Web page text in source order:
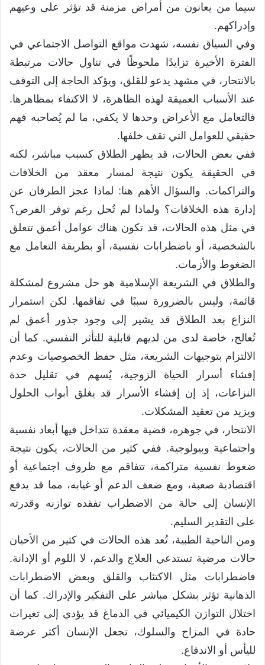
سيما من يعانون من أمراض مزمنة قد تؤثر على وعيهم
وإدراكهم.
وفي السياق نفسه، شهدت مواقع التواصل الاجتماعي في
الفترة الأخيرة تزايدًا ملحوظًا في تناول حالات مرتبطة
بالانتحار، في مشهد يدعو للقلق، ويؤكد الحاجة إلى التوقف
عند الأسباب العميقة لهذه الظاهرة، لا الاكتفاء بمظاهرها.
فالتعامل مع الأعراض وحدها لا يكفي، ما لم يُصاحبه فهم
حقيقي للعوامل التي تقف خلفها.
ففي بعض الحالات، قد يظهر الطلاق كسبب مباشر، لكنه
في الحقيقة يكون نتيجة لمسار معقد من الخلافات
والتراكمات. والسؤال الأهم هنا: لماذا عجز الطرفان عن
إدارة هذه الخلافات؟ ولماذا لم تُحل رغم توفر الفرص؟
في مثل هذه الحالات، قد تكون هناك عوامل أعمق تتعلق
بالشخصية، أو باضطرابات نفسية، أو بطريقة التعامل مع
الضغوط والأزمات.
والطلاق في الشريعة الإسلامية هو حل مشروع لمشكلة
قائمة، وليس بالضرورة سببًا في تفاقمها. لكن استمرار
النزاع بعد الطلاق قد يشير إلى وجود جذور أعمق لم
تُعالج، خاصة لدى من لديهم قابلية للتأثر النفسي. كما أن
الالتزام بتوجيهات الشريعة، مثل حفظ الخصوصيات وعدم
إفشاء أسرار الحياة الزوجية، يُسهم في تقليل حدة
النزاعات، إذ إن إفشاء الأسرار قد يغلق أبواب الحلول
ويزيد من تعقيد المشكلات.
الانتحار، في جوهره، قضية معقدة تتداخل فيها أبعاد نفسية
واجتماعية وبيولوجية. ففي كثير من الحالات، يكون نتيجة
ضغوط نفسية متراكمة، تتفاقم مع ظروف اجتماعية أو
اقتصادية صعبة، ومع ضعف الدعم أو غيابه، مما قد يدفع
الإنسان إلى حالة من الاضطراب تفقده توازنه وقدرته
على التقدير السليم.
ومن الناحية الطبية، تُعد هذه الحالات في كثير من الأحيان
حالات مرضية تستدعي العلاج والدعم، لا اللوم أو الإدانة.
فاضطرابات مثل الاكتئاب والقلق وبعض الاضطرابات
الذهانية تؤثر بشكل مباشر على التفكير والإدراك. كما أن
اختلال التوازن الكيميائي في الدماغ قد يؤدي إلى تغيرات
حادة في المزاج والسلوك، تجعل الإنسان أكثر عرضة
لليأس أو الاندفاع.